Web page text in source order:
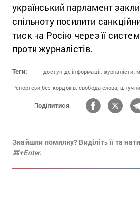
український парламент
спільноту посилити
тиск на Росію через її
проти журналістів.
Теги: доступ до інформації, журналісти,
Репортери без кордонів, свобода слова,
Поділитися:
Знайшли помилку? Виділіть її та
⌘+Enter.